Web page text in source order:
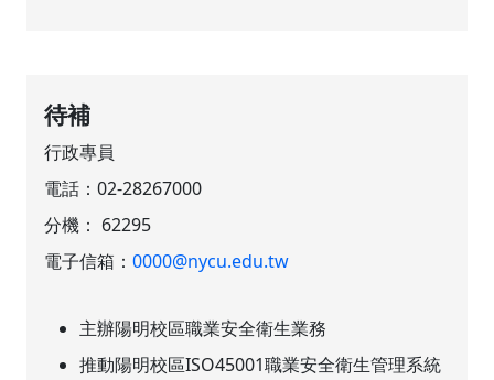
待補
行政專員
電話：02-28267000
分機： 62295
電子信箱：0000@nycu.edu.tw
主辦陽明校區職業安全衛生業務
推動陽明校區ISO45001職業安全衛生管理系統